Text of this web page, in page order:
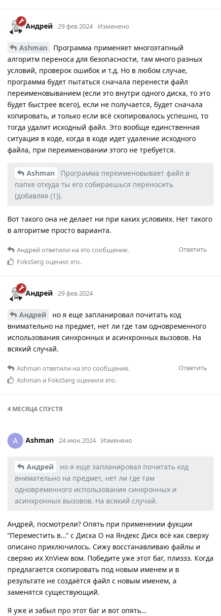
Андрей 29 фев 2024 Изменено
Ashman
Программа применяет многоэтапный
алгоритм переноса для безопасности, там много разных
условий, проверок ошибок и т.д. Но в любом случае,
программа будет пытаться сначала перенести файл
переименовыванием (если это внутри одного диска, то это
будет быстрее всего), если не получается, будет сначала
копировать, и только если всё скопировалось успешно, то
тогда удалит исходный файл. Это вообще единственная
ситуация в коде, когда в коде идет удаление исходного
файла, при переименовании этого не требуется.
Ashman
Программа переименовывает файл в
папке откуда ты его собираешься переносить
(добавляя (1)).
Вот такого она не делает ни при каких условиях. Нет такого
в алгоритме просто варианта.
Ответить
Андрейответили на это сообщение.
FoksSerg оценил это.
Андрей 29 фев 2024
Андрей
но я еще запланировал почитать код
внимательно на предмет, нет ли где там одновременного
использования синхронных и асинхронных вызовов. На
всякий случай.
Ответить
Ashman ответили на это сообщение.
Ashman и FoksSerg оценили это.
4 МЕСЯЦАСПУСТЯ
A Ashman 24 июн 2024 Изменено
Андрей
но я еще запланировал почитать код
внимательно на предмет, нет ли где там
одновременного использования синхронных и
асинхронных вызовов. На всякий случай.
Андрей, посмотрели? Опять при применении фукции
“Переместить в…” с Диска О на Яндекс Диск всё как сверху
описано приключилось. Сижу восстанавливаю файлы и
сверяю их XnView вом. Победите уже этот баг, плиззз. Когда
предлагается скопировать под новым именем и в
результате не создаётся файл с новым именем, а
заменятся существующий.
Я уже и забыл про этот баг и вот опять…